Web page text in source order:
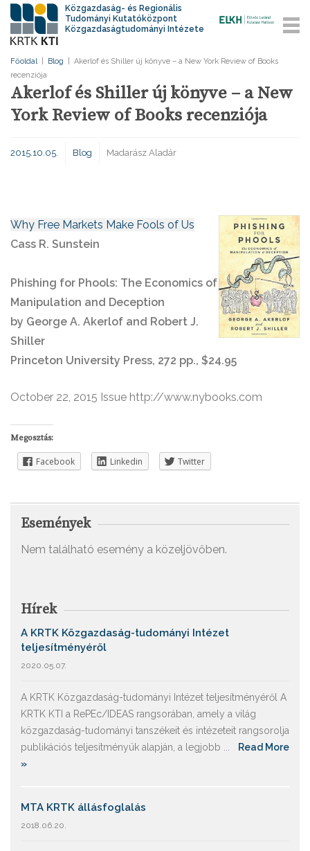
Közgazdaság- és Regionális
Tudományi Kutatóközpont
Közgazdaságtudományi Intézete
Főoldal Blog
Akerlof és Shiller új könyve – a New York Review of Books
recenziója
Akerlof és Shiller új könyve – a New
York Review of Books recenziója
2015.10.05. Blog Madarász Aladár
Why Free Markets Make Fools of Us
Cass R. Sunstein
Phishing for Phools: The Economics of
Manipulation and Deception
by George A. Akerlof and Robert J.
Shiller
Princeton University Press, 272 pp., $24.95
October 22, 2015 Issue http://www.nybooks.com
Megosztás:
Facebook Linkedin Twitter
Események
Nem található esemény a közeljövőben.
Hírek
A KRTK Közgazdaság-tudományi Intézet
teljesítményéről
2020.05.07.
A KRTK Közgazdaság-tudományi Intézet teljesítményéről A
KRTK KTI a RePEc/IDEAS rangsorában, amely a világ
közgazdaság-tudományi tanszékeit és intézeteit rangsorolja
publikációs teljesítményük alapján, a legjobb ...
Read More
»
MTA KRTK állásfoglalás
2018.06.20.